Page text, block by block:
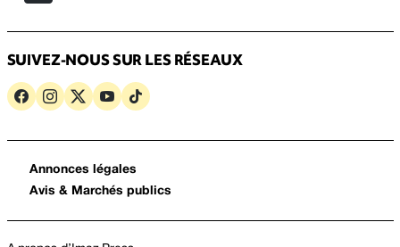
SUIVEZ-NOUS SUR LES RÉSEAUX
Annonces légales
Avis & Marchés publics